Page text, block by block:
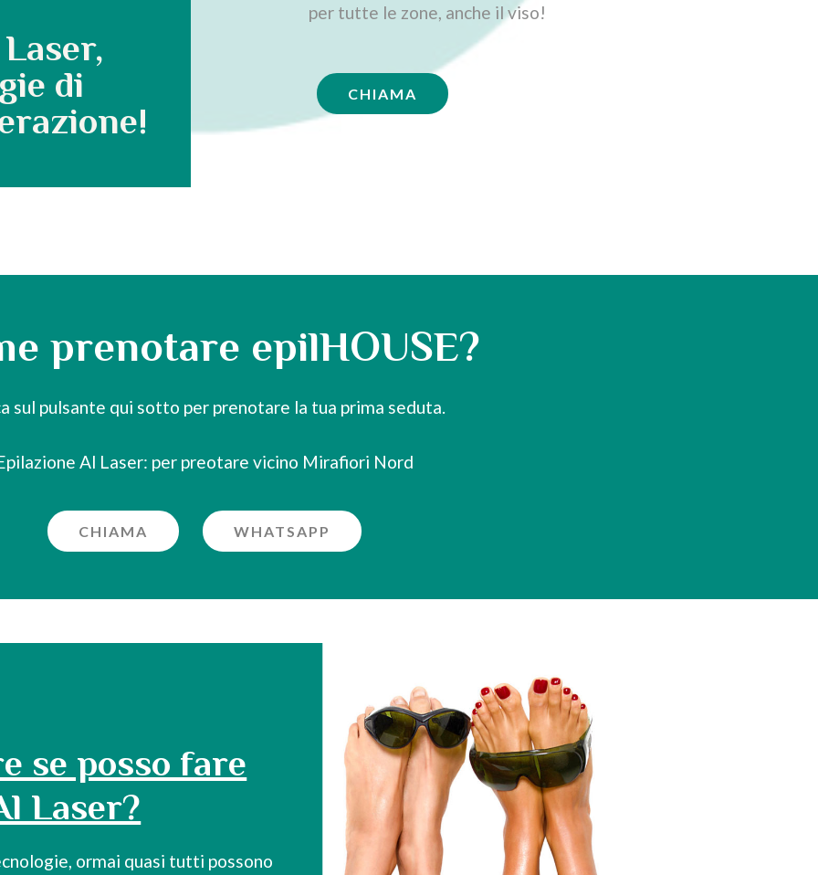
di
per tutte le zone, anche il viso!
CHIAMA
prenotare epilHOUSE?
sul pulsante qui sotto per prenotare la tua prima seduta.
Al Laser: per preotare vicino Mirafiori Nord
CHIAMA WHATSAPP
se posso fare
Laser?
ormai quasi tutti possono